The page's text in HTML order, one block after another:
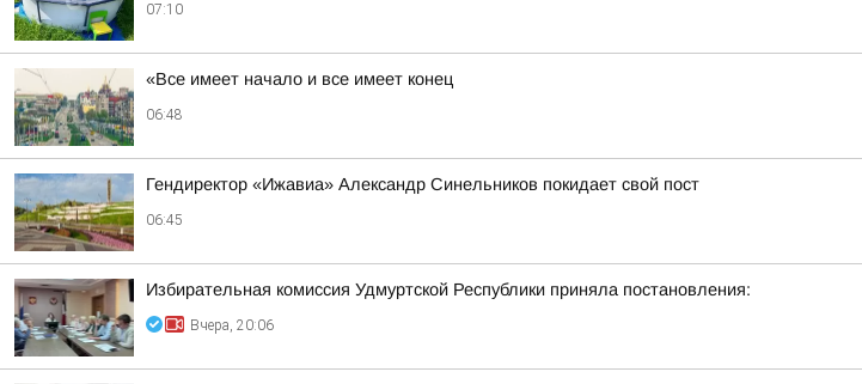
07:10
«Все имеет начало и все имеет конец
06:48
Гендиректор «Ижавиа» Александр Синельников покидает свой пост
06:45
Избирательная комиссия Удмуртской Республики приняла постановления:
Вчера, 20:06